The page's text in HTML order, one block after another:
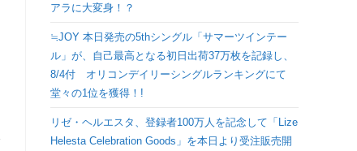
グ
アラに大変身！？
≒JOY 本日発売の5thシングル「サマーツインテー
ル」が、自己最高となる初日出荷37万枚を記録し、
8/4付 オリコンデイリーシングルランキングにて
堂々の1位を獲得！!
リゼ・ヘルエスタ、登録者100万人を記念して「Lize
Helesta Celebration Goods」を本日より受注販売開